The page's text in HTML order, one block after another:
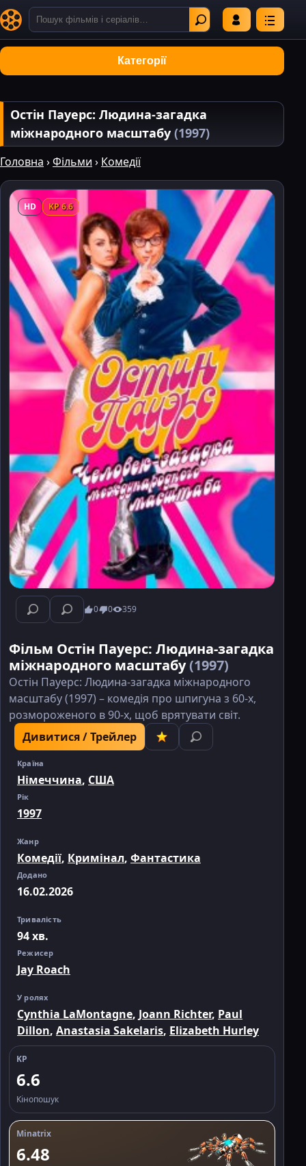
Категорії
Остін Пауерс: Людина-загадка
міжнародного масштабу (1997)
Головна ›Фільми › Комедії
HD KP 6.6
0 0 359
Фільм Остін Пауерс: Людина-загадка
міжнародного масштабу(1997)
Остін Пауерс: Людина-загадка міжнародного
масштабу (1997) – комедія про шпигуна з 60-х,
розмороженого в 90-х, щоб врятувати світ.
Дивитися / Трейлер
Країна
Німеччина, США
Рік
1997
Жанр
Комедії, Кримінал, Фантастика
Додано
16.02.2026
Тривалість
94 хв.
Режисер
Jay Roach
У ролях
Cynthia LaMontagne, Joann Richter, Paul
Dillon, Anastasia Sakelaris, Elizabeth Hurley
KP
6.6
Кінопошук
Minatrix
6.48